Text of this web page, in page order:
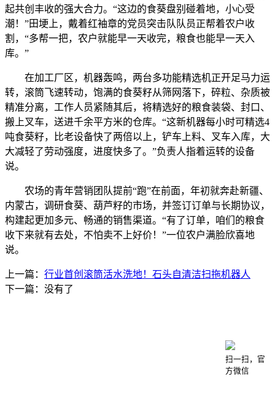
起共创丰收的强大合力。“这边的食葵盘别碰着地，小心受
潮！”田埂上，戴着红袖章的党员突击队队员正帮着农户收
割，“多帮一把，农户就能早一天收完，粮食也能早一天入
库。”
在加工厂区，机器轰鸣，两台多功能精选机正开足马力运
转，滚筒飞速转动，饱满的食葵籽从筛网落下，碎粒、杂质被
精准分离，工作人员紧随其后，将精选好的粮食装袋、封口、
搬上叉车，送进千余平方米的仓库。“这新机器每小时可精选4
吨食葵籽，比老设备快了两倍以上，铲车上料、叉车入库，大
大减轻了劳动强度，进度快多了。”负责人指着运转的设备
说。
农场的青年营销团队提前“跑”在前面，年初就奔赴新疆、
内蒙古，调研食葵、葫芦籽的市场，并签订订单与长期协议，
构建起更加多元、畅通的销售渠道。“有了订单，咱们的粮食
收下来就有去处，不怕卖不上好价！”一位农户满脸欣喜地
说。
上一篇： 行业首创滚筒活水洗地！石头自清洁扫拖机器人
下一篇： 没有了
扫一扫，官
方微信